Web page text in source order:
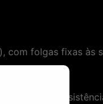
com folgas fixas às
Plano de